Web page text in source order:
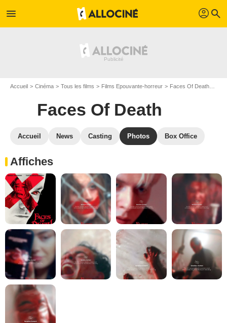
menu profil search
Accueil Cinéma Tous les films Films Epouvante-horreur Faces Of Death
Faces Of Death
Accueil News Casting Photos Box Office
Affiches